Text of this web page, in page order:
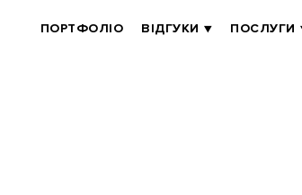
BRANDER
ПОРТФОЛІО ВІДГУКИ ПОСЛУГИ